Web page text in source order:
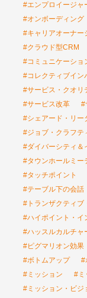
#エンプロイージャ
#オンボーディング
#キャリアオーナー
#クラウド型CRM
#コミュニケーショ
#コレクティブイン
#サービス・クオリ
#サービス改革
#
#シェアード・リー
#ジョブ・クラフテ
#ダイバーシティ＆
#タウンホールミー
#タッチポイント
#テーブル下の会話
#トランザクティブ
#ハイポイント・イ
#ハッスルカルチャ
#ピグマリオン効果
#ボトムアップ
#
#ミッション
#ミ
#ミッション・ビジ